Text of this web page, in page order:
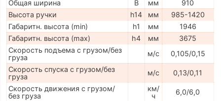
Общая ширина
B мм
910
Высота ручки
h14 мм
985-1420
Габаритн. высота (min)
h1 мм
1946
Габаритн. высота (max)
h4 мм
3675
Скорость подъема с грузом/без
груза
м/с
0,105/0,15
Скорость спуска с грузом/без
груза
м/с
0,13/0,11
Скорость движения с грузом/
без груза
км/
ч
6,0/6,0